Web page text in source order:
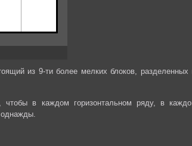
из 9-ти более мелких блоков, разделенных
в каждом горизонтальном ряду, в
однажды.